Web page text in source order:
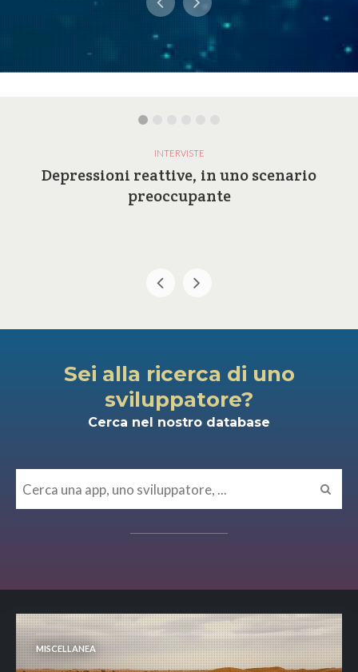
INTERVISTE
Depressioni reattive, in uno scenario
preoccupante
Sei alla ricerca di uno
sviluppatore?
Cerca nel nostro database
MISCELLANEA